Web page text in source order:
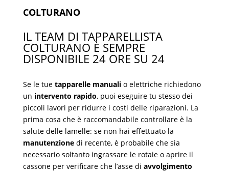
COLTURANO
IL TEAM DI TAPPARELLISTA
COLTURANO È SEMPRE
DISPONIBILE 24 ORE SU 24
Se le tue tapparelle manualio elettriche richiedono
un intervento rapido, puoi eseguire tu stesso dei
piccoli lavori per ridurre i costi delle riparazioni. La
prima cosa che è raccomandabile controllare è la
salute delle lamelle: se non hai effettuato la
manutenzionedi recente, è probabile che sia
necessario soltanto ingrassare le rotaie o aprire il
cassone per verificare che l’asse di avvolgimento